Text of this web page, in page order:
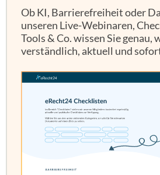
Ob KI, Barrierefreiheit oder
unseren Live-Webinaren,
Tools & Co. wissen Sie genau,
verständlich, aktuell und